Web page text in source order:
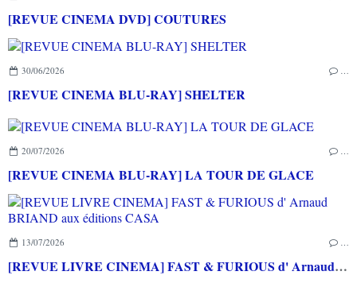
[REVUE CINEMA DVD] COUTURES
30/06/2026 …
[REVUE CINEMA BLU-RAY] SHELTER
20/07/2026 …
[REVUE CINEMA BLU-RAY] LA TOUR DE GLACE
13/07/2026 …
[REVUE LIVRE CINEMA] FAST & FURIOUS d' Arnaud BRIAND aux éditions CASA